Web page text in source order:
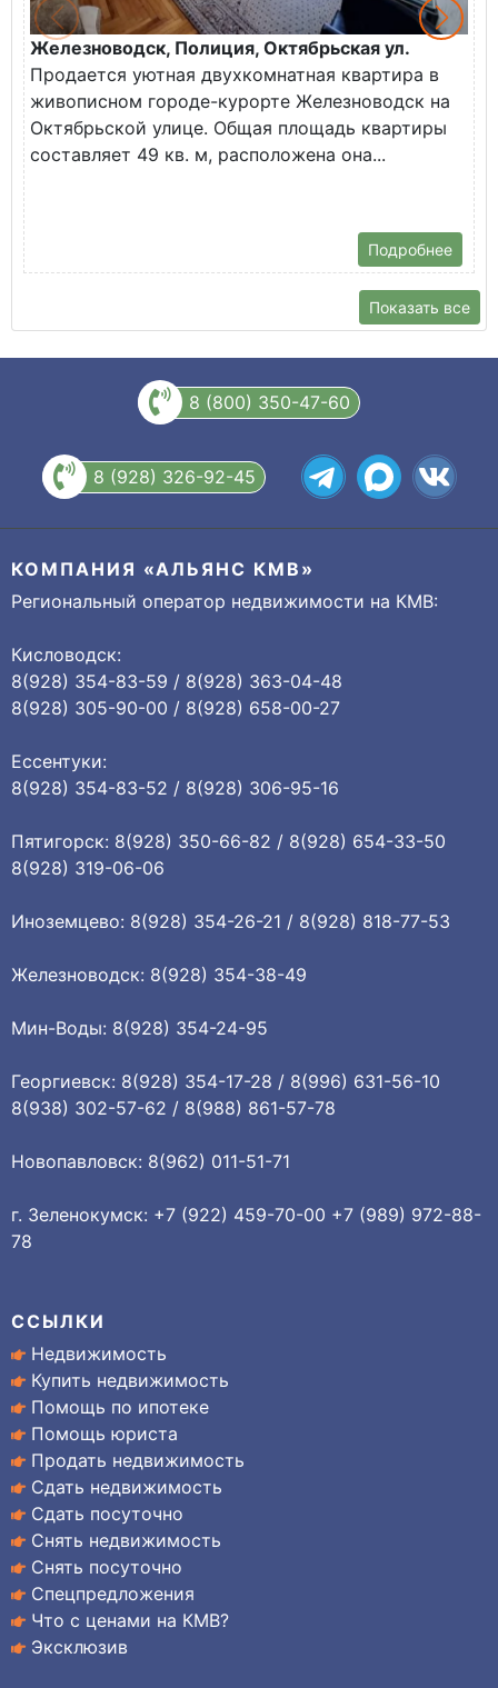
Железноводск, Полиция, Октябрьская ул.
Продается уютная двухкомнатная квартира в
живописном городе-курорте Железноводск на
Октябрьской улице. Общая площадь квартиры
составляет 49 кв. м, расположена она...
Подробнее
Показать все
8 (800) 350-47-60
8 (928) 326-92-45
КОМПАНИЯ «АЛЬЯНС КМВ»
Региональный оператор недвижимости на КМВ:
Кисловодск:
8(928) 354-83-59 / 8(928) 363-04-48
8(928) 305-90-00 / 8(928) 658-00-27
Ессентуки:
8(928) 354-83-52 / 8(928) 306-95-16
Пятигорск: 8(928) 350-66-82 / 8(928) 654-33-50
8(928) 319-06-06
Иноземцево: 8(928) 354-26-21 / 8(928) 818-77-53
Железноводск: 8(928) 354-38-49
Мин-Воды: 8(928) 354-24-95
Георгиевск: 8(928) 354-17-28 / 8(996) 631-56-10
8(938) 302-57-62 / 8(988) 861-57-78
Новопавловск: 8(962) 011-51-71
г. Зеленокумск: +7 (922) 459-70-00 +7 (989) 972-88-
78
ССЫЛКИ
Недвижимость
Купить недвижимость
Помощь по ипотеке
Помощь юриста
Продать недвижимость
Сдать недвижимость
Сдать посуточно
Снять недвижимость
Снять посуточно
Спецпредложения
Что с ценами на КМВ?
Эксклюзив